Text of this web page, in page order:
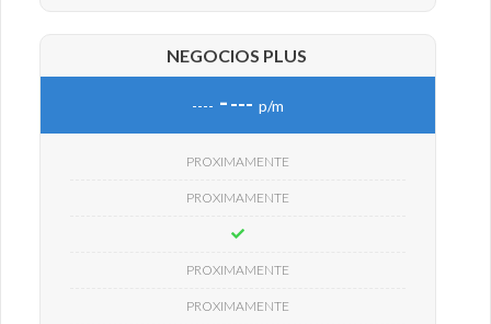
NEGOCIOS PLUS
---- ---- p/m
PROXIMAMENTE
PROXIMAMENTE
PROXIMAMENTE
PROXIMAMENTE